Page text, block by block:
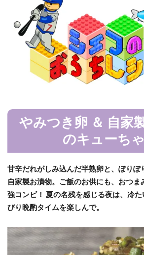
やみつき卵 ＆ 自家
のキューち
甘辛だれがしみ込んだ半熟卵と、ぽりぽ
自家製お漬物。ご飯のお供にも、おつま
強コンビ！ 夏の名残を感じる夜は、冷
びり晩酌タイムを楽しんで。